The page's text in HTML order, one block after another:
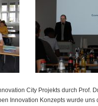
City Projekts durch Prof.
Innovation Konzepts wurde uns